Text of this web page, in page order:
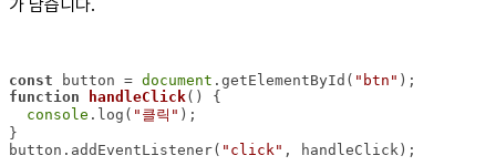
가 남습니다.
const button = document .getElementById( "btn"
function
handleClick( )
console .log( "클릭"
button.addEventListener( "click"